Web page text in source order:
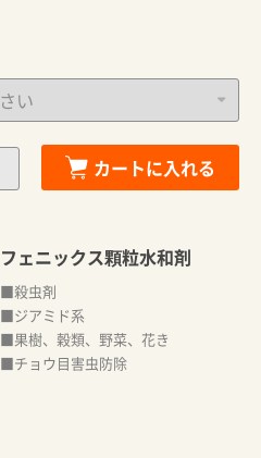
カートに入れる
フェニックス顆粒水和剤
■殺虫剤
■ジアミド系
■果樹、穀類、野菜、花き
■チョウ目害虫防除